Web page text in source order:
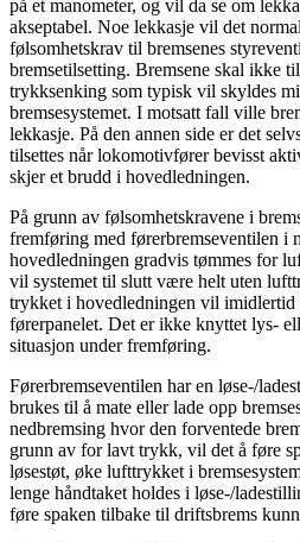
på et manometer, og vil da se om
akseptabel. Noe lekkasje vil det
følsomhetskrav til bremsenes
bremsetilsetting. Bremsene skal ikke
trykksenking som typisk vil skyldes
bremsesystemet. I motsatt fall ville
lekkasje. På den annen side er det
tilsettes når lokomotivfører bevisst
skjer et brudd i hovedledningen.
På grunn av følsomhetskravene i
fremføring med førerbremseventilen i
hovedledningen gradvis tømmes for
vil systemet til slutt være helt uten
trykket i hovedledningen vil imidlertid
førerpanelet. Det er ikke knyttet lys-
situasjon under fremføring.
Førerbremseventilen har en løse-/
brukes til å mate eller lade opp
nedbremsing hvor den forventede
grunn av for lavt trykk, vil det å føre
løsestøt, øke lufttrykket i
lenge håndtaket holdes i løse-/
føre spaken tilbake til driftsbrems